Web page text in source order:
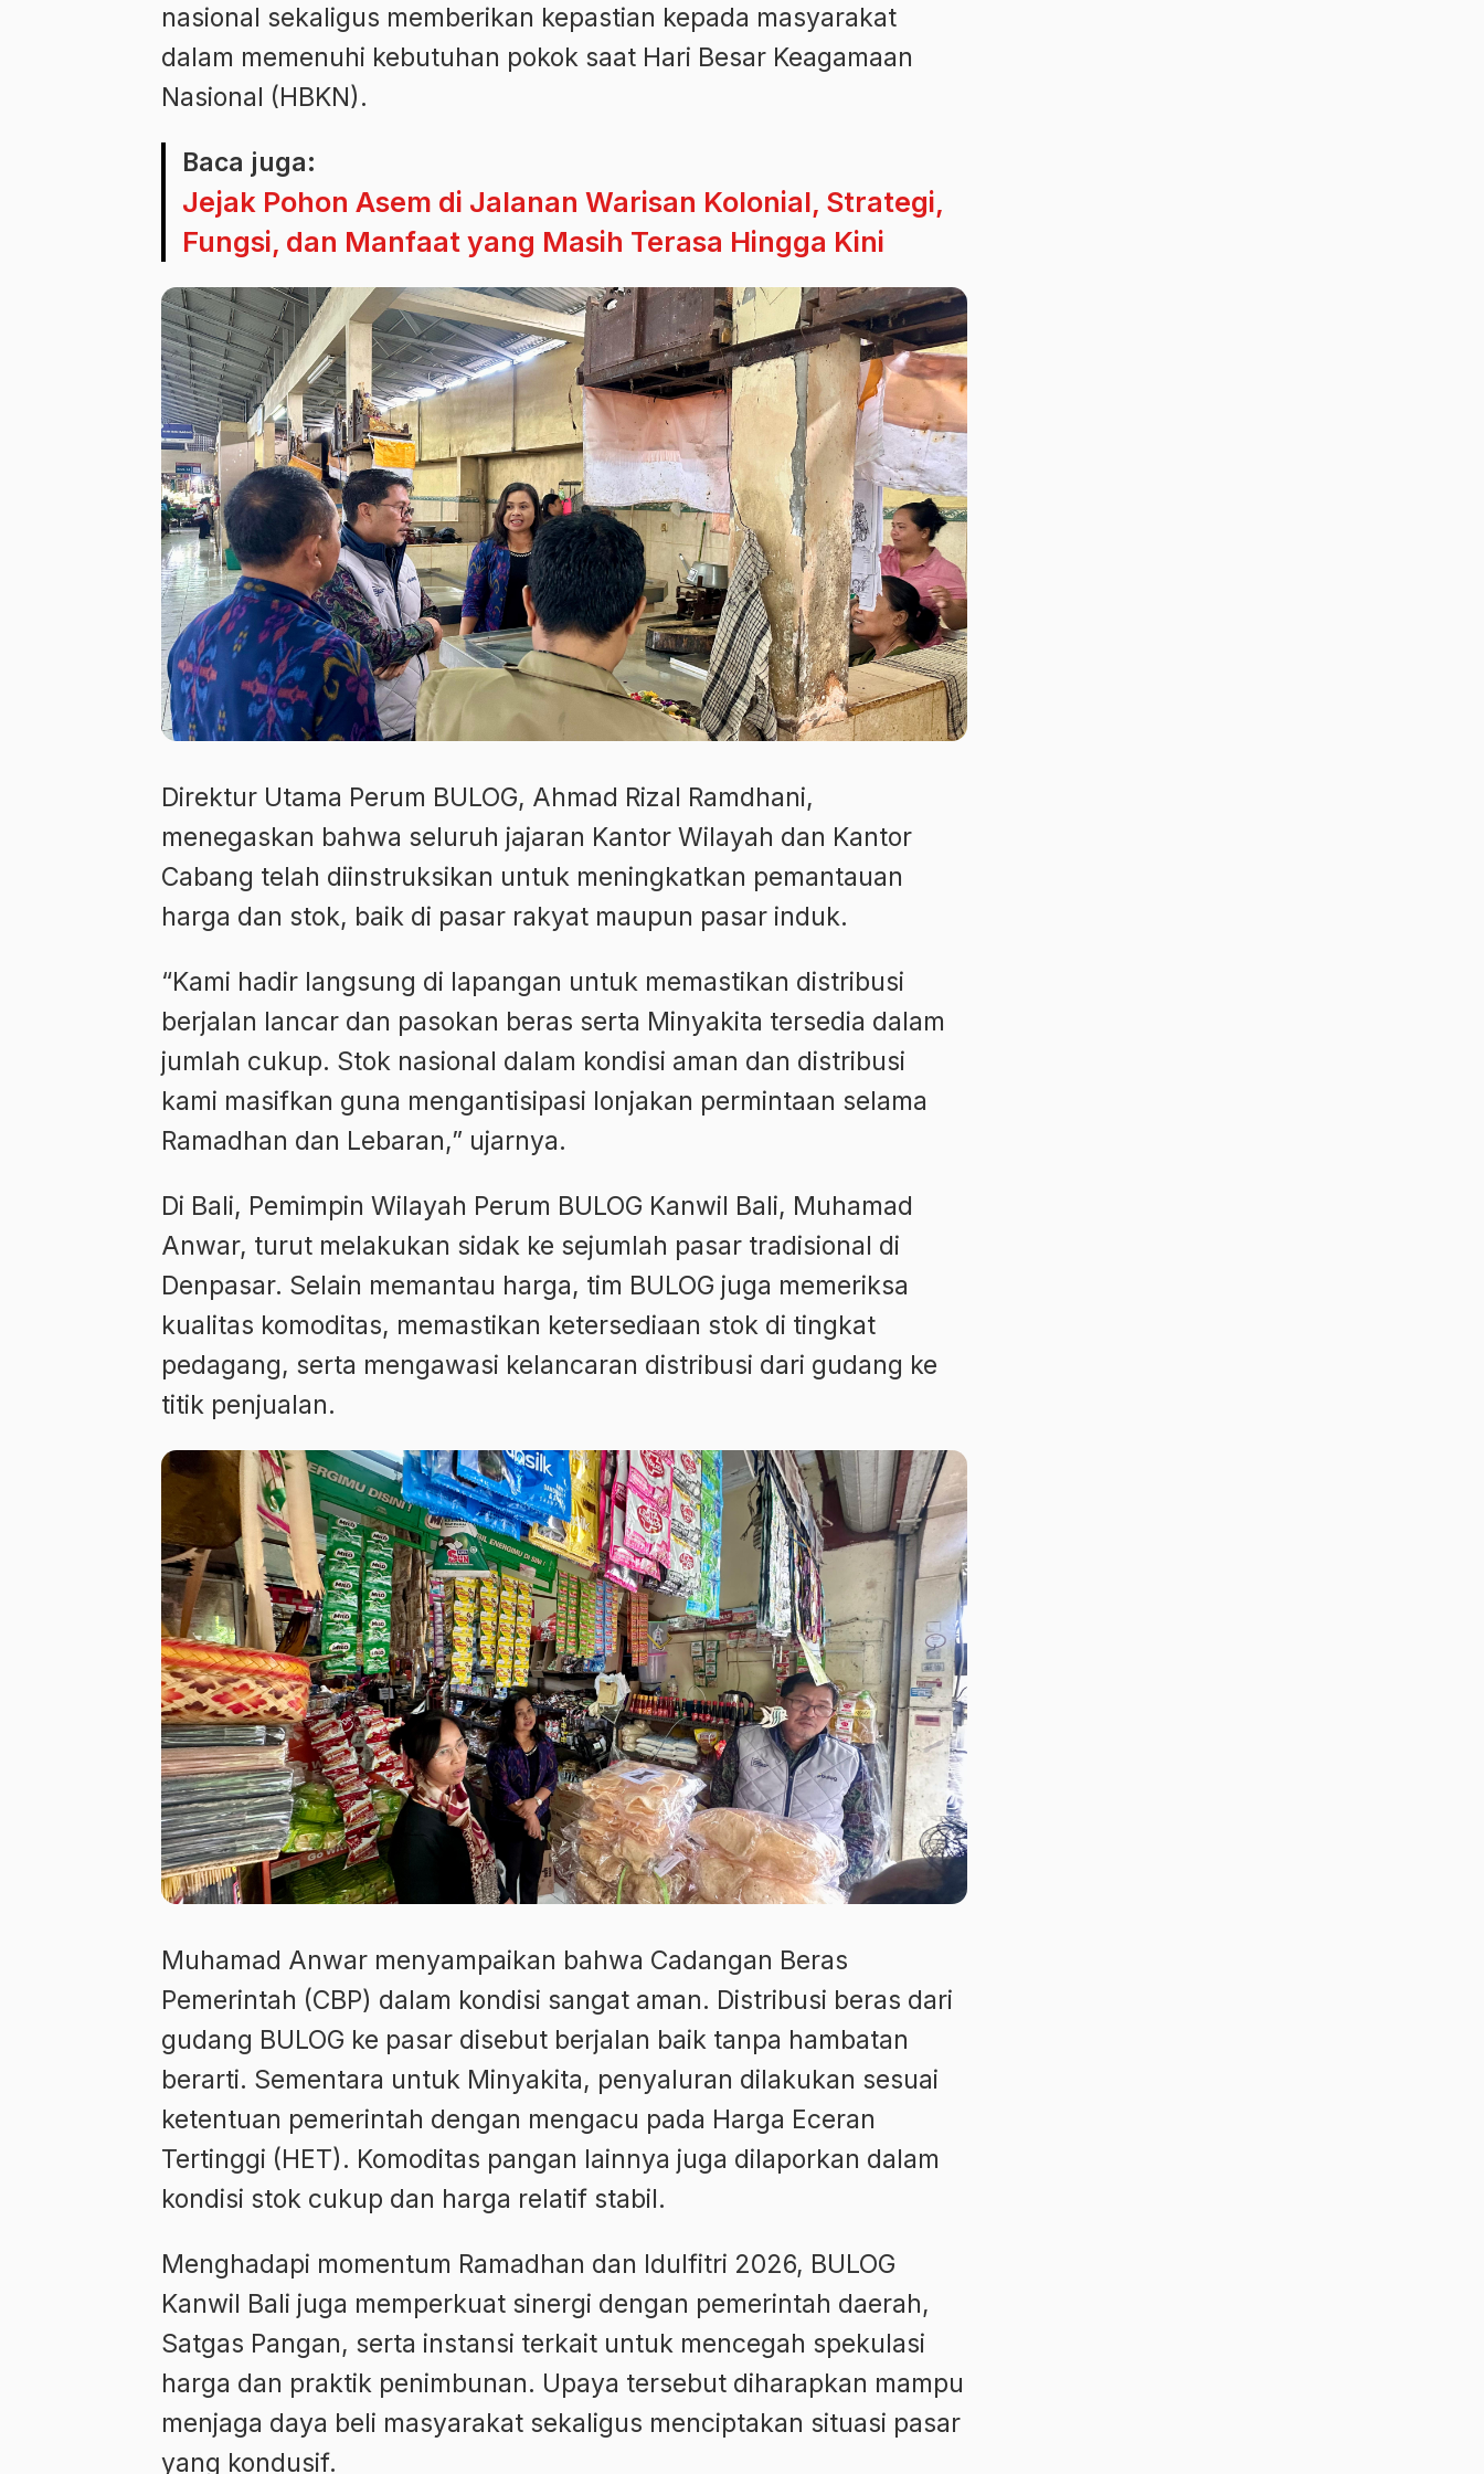
nasional sekaligus memberikan kepastian kepada masyarakat
dalam memenuhi kebutuhan pokok saat Hari Besar Keagamaan
Nasional (HBKN).
Baca juga:
Jejak Pohon Asem di Jalanan Warisan Kolonial, Strategi,
Fungsi, dan Manfaat yang Masih Terasa Hingga Kini
Direktur Utama Perum BULOG, Ahmad Rizal Ramdhani,
menegaskan bahwa seluruh jajaran Kantor Wilayah dan Kantor
Cabang telah diinstruksikan untuk meningkatkan pemantauan
harga dan stok, baik di pasar rakyat maupun pasar induk.
“Kami hadir langsung di lapangan untuk memastikan distribusi
berjalan lancar dan pasokan beras serta Minyakita tersedia dalam
jumlah cukup. Stok nasional dalam kondisi aman dan distribusi
kami masifkan guna mengantisipasi lonjakan permintaan selama
Ramadhan dan Lebaran,” ujarnya.
Di Bali, Pemimpin Wilayah Perum BULOG Kanwil Bali, Muhamad
Anwar, turut melakukan sidak ke sejumlah pasar tradisional di
Denpasar. Selain memantau harga, tim BULOG juga memeriksa
kualitas komoditas, memastikan ketersediaan stok di tingkat
pedagang, serta mengawasi kelancaran distribusi dari gudang ke
titik penjualan.
Muhamad Anwar menyampaikan bahwa Cadangan Beras
Pemerintah (CBP) dalam kondisi sangat aman. Distribusi beras dari
gudang BULOG ke pasar disebut berjalan baik tanpa hambatan
berarti. Sementara untuk Minyakita, penyaluran dilakukan sesuai
ketentuan pemerintah dengan mengacu pada Harga Eceran
Tertinggi (HET). Komoditas pangan lainnya juga dilaporkan dalam
kondisi stok cukup dan harga relatif stabil.
Menghadapi momentum Ramadhan dan Idulfitri 2026, BULOG
Kanwil Bali juga memperkuat sinergi dengan pemerintah daerah,
Satgas Pangan, serta instansi terkait untuk mencegah spekulasi
harga dan praktik penimbunan. Upaya tersebut diharapkan mampu
menjaga daya beli masyarakat sekaligus menciptakan situasi pasar
yang kondusif.